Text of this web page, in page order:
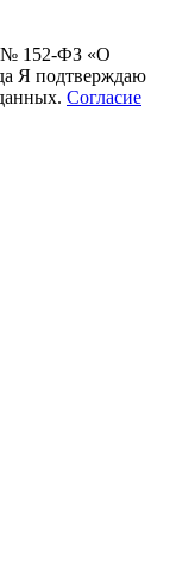
№ 152-ФЗ «О
Я подтверждаю
Согласие